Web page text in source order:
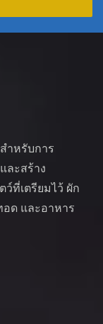
ำหรับการ
ละสร้าง
ว์ที่เตรียมไว้ ผัก
ด และอาหาร